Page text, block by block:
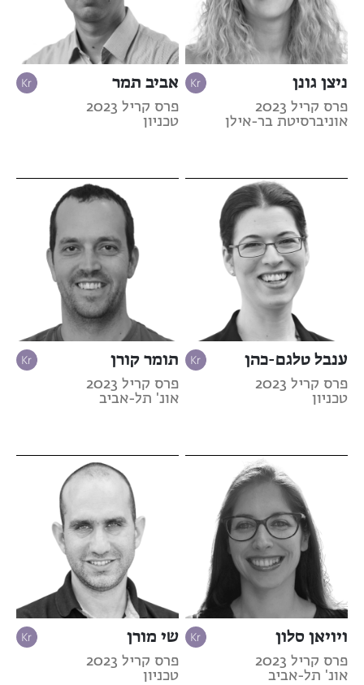
ניצן גונן
פרס קריל 2023
אוניברסיטת בר-אילן
אביב תמר
פרס קריל 2023
טכניון
ענבל טלגם-כהן
פרס קריל 2023
טכניון
תומר קורן
פרס קריל 2023
אונ' תל-אביב
ויויאן סלון
פרס קריל 2023
אונ' תל-אביב
שי מורן
פרס קריל 2023
טכניון